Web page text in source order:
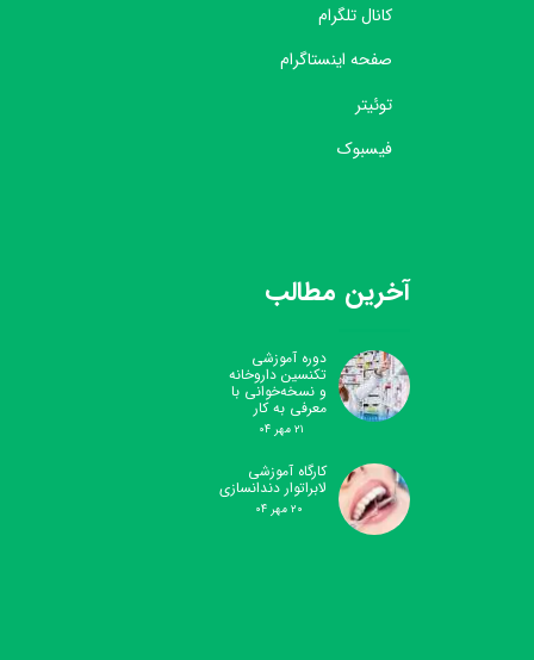
آخرین مطالب
دوره آموزشی
تکنسین داروخانه
و نسخه‌خوانی با
معرفی به کار
۲۱ مهر ۰۴
کارگاه آموزشی
لابراتوار دندانسازی
۲۰ مهر ۰۴
کانال تلگرام
صفحه اینستاگرام
توئیتر
فیسبوک